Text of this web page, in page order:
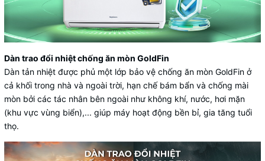
Dàn trao đổi nhiệt chống ăn mòn GoldFin
Dàn tản nhiệt được phủ một lớp bảo vệ chống ăn mòn GoldFin ở
cả khối trong nhà và ngoài trời, hạn chế bám bẩn và chống mài
mòn bởi các tác nhân bên ngoài như không khí, nước, hơi mặn
(khu vực vùng biển),... giúp máy hoạt động bền bỉ, gia tăng tuổi
thọ.